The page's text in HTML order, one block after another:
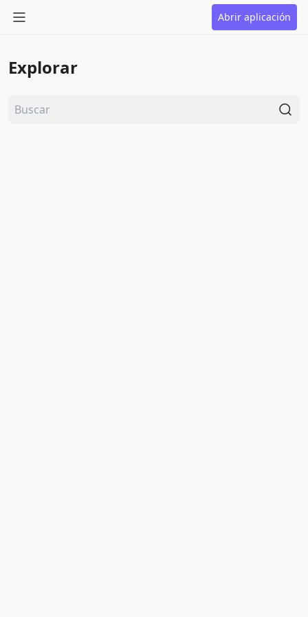
Abrir aplicación
Explorar